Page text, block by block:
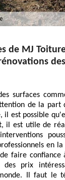
de MJ
surfaces
de la part
il est possible
il est utile de
en
faire confiance
des prix
Il faut le